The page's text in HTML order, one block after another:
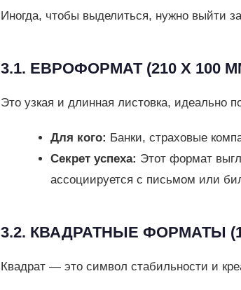
Иногда, чтобы выделиться, нужно выйти
3.1. ЕВРОФОРМАТ (210 Х 100
Это узкая и длинная листовка, идеально
Для кого: Банки, страховые
Секрет успеха: Этот формат
ассоциируется с письмом или
3.2. КВАДРАТНЫЕ ФОРМАТЫ
Квадрат — это символ стабильности и